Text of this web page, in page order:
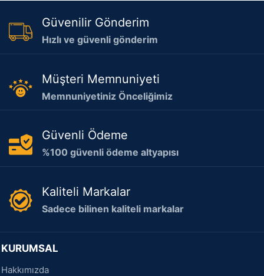
Güvenilir Gönderim
Hızlı ve güvenli gönderim
Müşteri Memnuniyeti
Memnuniyetiniz Önceliğimiz
Güvenli Ödeme
%100 güvenli ödeme altyapısı
Kaliteli Markalar
Sadece bilinen kaliteli markalar
KURUMSAL
Hakkımızda